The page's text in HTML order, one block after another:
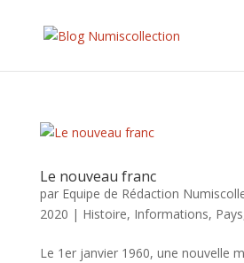
Le nouveau franc
par Equipe de Rédaction
2020 | Histoire, Informations, Pays
Le 1er janvier 1960, une nouvelle